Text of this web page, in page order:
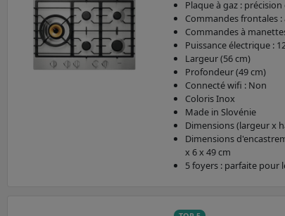
Plaque à gaz :
Commandes frontales
Commandes à
Puissance électrique :
Largeur (56 cm)
Profondeur (49 cm)
Connecté wifi : Non
Coloris Inox
Made in Slovénie
Dimensions (largeur x
Dimensions
x 6 x 49 cm
5 foyers : parfaite pour